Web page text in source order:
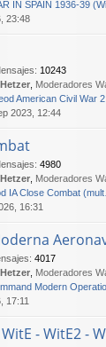
IN SPAIN 1936-39
23:48
: 10243
Hetzer Moderadores
American Civil War 2
2023, 12:44
: 4980
Hetzer Moderadores
IA Close Combat
16:31
: 4017
Hetzer Moderadores
Modern
17:11
- WitE2 -